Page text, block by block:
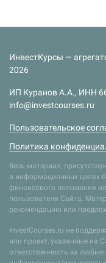
ИнвестКурсы —
2026
ИП Куранов А.А., ИНН
info@investcourses.ru
Пользовательское
Политика
Весь материал,
в информационных целях
финансового положения
пользователя Сайта.
рекомендацию или
InvestCourses.ru не
или проект, указанные на
ответственность за